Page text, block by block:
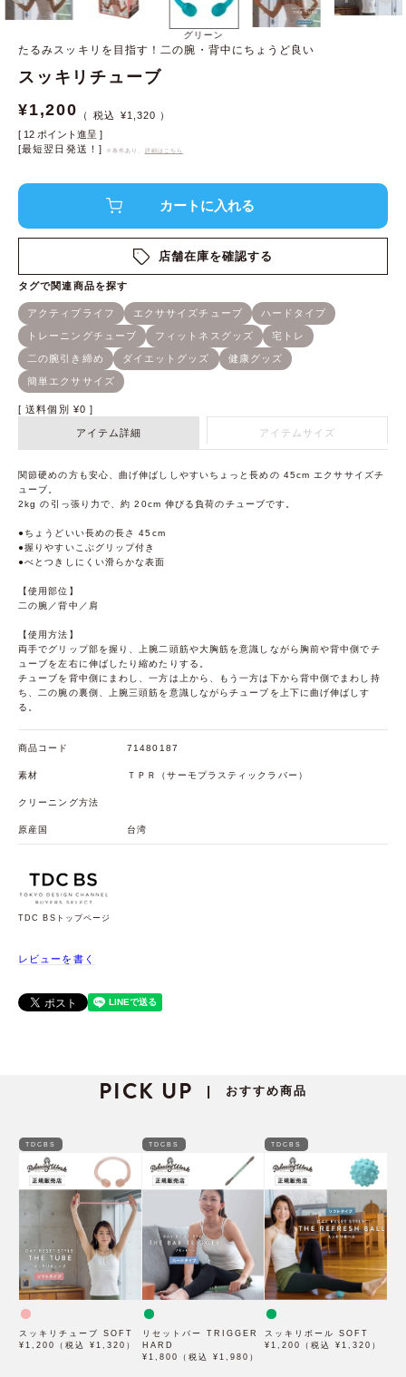
グリーン
たるみスッキリを目指す！二の腕・背中にちょうど良い
スッキリチューブ
¥1,200 ¥1,320
[ 12 ポイント進呈 ]
[最短翌日発送！]
※条件あり、 詳細はこちら
店舗在庫を確認する
送料個別 ¥0
アイテム詳細 アイテムサイズ
関節硬めの方も安心、曲げ伸ばししやすいちょっと長めの 45cm エクササイズチ
ューブ。
2kg の引っ張り力で、約 20cm 伸びる負荷のチューブです。
●ちょうどいい長めの長さ 45cm
●握りやすいこぶグリップ付き
●べとつきしにくい滑らかな表面
【使用部位】
二の腕／背中／肩
【使用方法】
両手でグリップ部を握り、上腕二頭筋や大胸筋を意識しながら胸前や背中側でチ
ューブを左右に伸ばしたり縮めたりする。
チューブを背中側にまわし、一方は上から、もう一方は下から背中側でまわし持
ち、二の腕の裏側、上腕三頭筋を意識しながらチューブを上下に曲げ伸ばしす
る。
商品コード 71480187
素材 ＴＰＲ（サーモプラスティックラバー）
クリーニング方法
原産国 台湾
TDC BSトップページ
レビューを書く
PICK UP | おすすめ商品
TDCBS
スッキリチューブ SOFT
¥1,200（税込 ¥1,320）
TDCBS
リセットバー TRIGGER
HARD
¥1,800（税込 ¥1,980）
TDCBS
スッキリボール SOFT
¥1,200（税込 ¥1,320）